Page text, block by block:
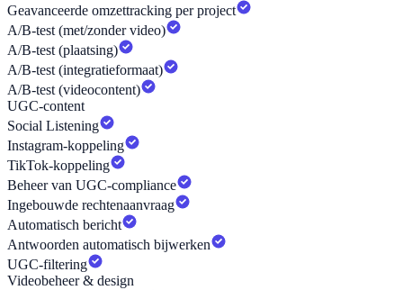
Geavanceerde omzettracking per project
A/B-test (met/zonder video)
A/B-test (plaatsing)
A/B-test (integratieformaat)
A/B-test (videocontent)
UGC-content
Social Listening
Instagram-koppeling
TikTok-koppeling
Beheer van UGC-compliance
Ingebouwde rechtenaanvraag
Automatisch bericht
Antwoorden automatisch bijwerken
UGC-filtering
Videobeheer & design